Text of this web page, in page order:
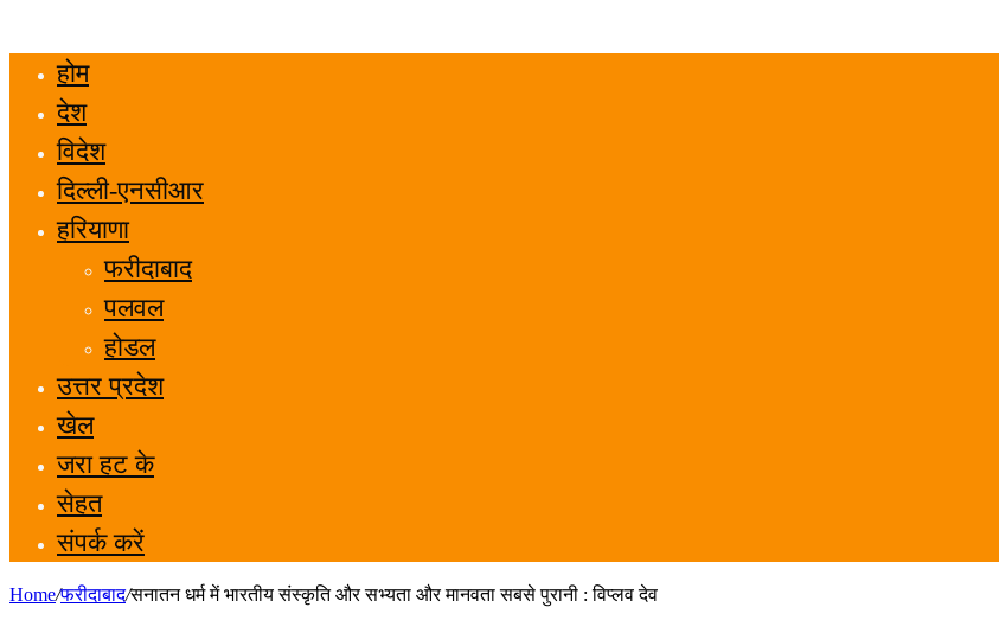
होम
देश
विदेश
दिल्ली-एनसीआर
हरियाणा
फरीदाबाद
पलवल
होडल
उत्तर प्रदेश
खेल
जरा हट के
सेहत
संपर्क करें
Home/फरीदाबाद/सनातन धर्म में भारतीय संस्कृति और सभ्यता और मानवता सबसे पुरानी : विप्लव देव